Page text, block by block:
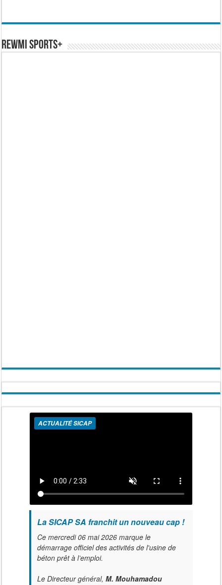
REWMI SPORTS+
ACTUALITÉ SICAP
La SICAP SA franchit un nouveau cap !
Ce mercredi 06 mai 2026 marque le
démarrage officiel des activités de l'usine de
béton prêt à l’emploi.
Le Directeur général, M. Mouhamadou